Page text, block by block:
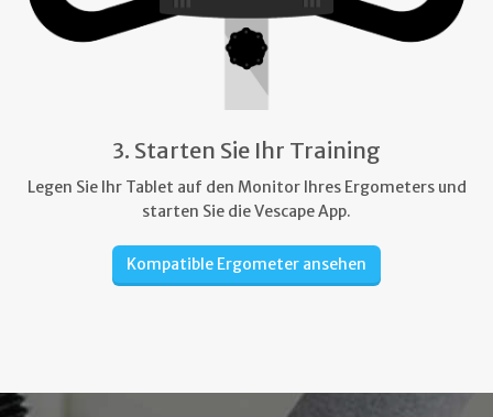
3. Starten Sie Ihr Training
Legen Sie Ihr Tablet auf den Monitor Ihres Ergometers und
starten Sie die Vescape App.
Kompatible Ergometer ansehen